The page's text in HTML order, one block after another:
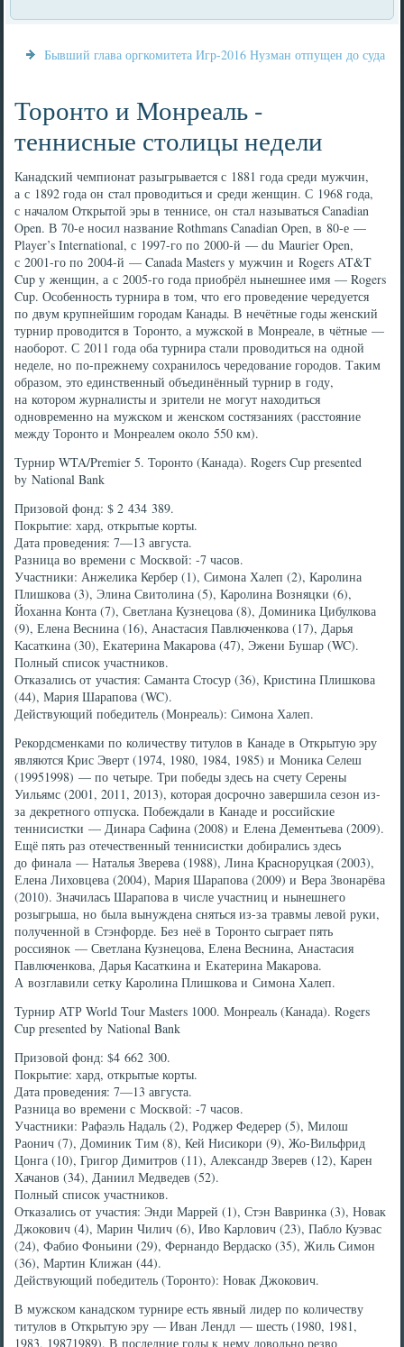
Бывший глава оргкомитета Игр-2016 Нузман отпущен до суда
Торонто и Монреаль -
теннисные столицы недели
Канадский чемпионат разыгрывается с 1881 года среди мужчин,
а с 1892 года он стал проводиться и среди женщин. С 1968 года,
с началом Открытой эры в теннисе, он стал называться Canadian
Open. В 70-е носил название Rothmans Canadian Open, в 80-е —
Player’s International, с 1997-го по 2000-й — du Maurier Open,
с 2001-го по 2004-й — Canada Masters у мужчин и Rogers AT&T
Cup у женщин, а с 2005-го года приобрёл нынешнее имя — Rogers
Cup. Особенность турнира в том, что его проведение чередуется
по двум крупнейшим городам Канады. В нечётные годы женский
турнир проводится в Торонто, а мужской в Монреале, в чётные —
наоборот. С 2011 года оба турнира стали проводиться на одной
неделе, но по-прежнему сохранилось чередование городов. Таким
образом, это единственный объединённый турнир в году,
на котором журналисты и зрители не могут находиться
одновременно на мужском и женском состязаниях (расстояние
между Торонто и Монреалем около 550 км).
Турнир WTA/Premier 5. Торонто (Канада). Rogers Cup presented
by National Bank
Призовой фонд: $ 2 434 389.
Покрытие: хард, открытые корты.
Дата проведения: 7—13 августа.
Разница во времени с Москвой: -7 часов.
Участники: Анжелика Кербер (1), Симона Халеп (2), Каролина
Плишкова (3), Элина Свитолина (5), Каролина Возняцки (6),
Йоханна Конта (7), Светлана Кузнецова (8), Доминика Цибулкова
(9), Елена Веснина (16), Анастасия Павлюченкова (17), Дарья
Касаткина (30), Екатерина Макарова (47), Эжени Бушар (WC).
Полный список участников.
Отказались от участия: Саманта Стосур (36), Кристина Плишкова
(44), Мария Шарапова (WC).
Действующий победитель (Монреаль): Симона Халеп.
Рекордсменками по количеству титулов в Канаде в Открытую эру
являются Крис Эверт (1974, 1980, 1984, 1985) и Моника Селеш
(19951998) — по четыре. Три победы здесь на счету Серены
Уильямс (2001, 2011, 2013), которая досрочно завершила сезон из-
за декретного отпуска. Побеждали в Канаде и российские
теннисистки — Динара Сафина (2008) и Елена Дементьева (2009).
Ещё пять раз отечественный теннисистки добирались здесь
до финала — Наталья Зверева (1988), Лина Красноруцкая (2003),
Елена Лиховцева (2004), Мария Шарапова (2009) и Вера Звонарёва
(2010). Значилась Шарапова в числе участниц и нынешнего
розыгрыша, но была вынуждена сняться из-за травмы левой руки,
полученной в Стэнфорде. Без неё в Торонто сыграет пять
россиянок — Светлана Кузнецова, Елена Веснина, Анастасия
Павлюченкова, Дарья Касаткина и Екатерина Макарова.
А возглавили сетку Каролина Плишкова и Симона Халеп.
Турнир АТР World Tour Masters 1000. Монреаль (Канада). Rogers
Cup presented by National Bank
Призовой фонд: $4 662 300.
Покрытие: хард, открытые корты.
Дата проведения: 7—13 августа.
Разница во времени с Москвой: -7 часов.
Участники: Рафаэль Надаль (2), Роджер Федерер (5), Милош
Раонич (7), Доминик Тим (8), Кей Нисикори (9), Жо-Вильфрид
Цонга (10), Григор Димитров (11), Александр Зверев (12), Карен
Хачанов (34), Даниил Медведев (52).
Полный список участников.
Отказались от участия: Энди Маррей (1), Стэн Вавринка (3), Новак
Джокович (4), Марин Чилич (6), Иво Карлович (23), Пабло Куэвас
(24), Фабио Фоньини (29), Фернандо Вердаско (35), Жиль Симон
(36), Мартин Клижан (44).
Действующий победитель (Торонто): Новак Джокович.
В мужском канадском турнире есть явный лидер по количеству
титулов в Открытую эру — Иван Лендл — шесть (1980, 1981,
1983, 19871989). В последние годы к нему довольно резво